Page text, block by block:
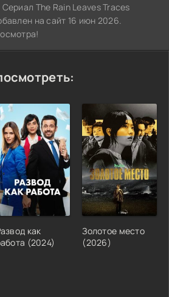
The Rain Leaves Traces
на сайт 16 июн 2026.
как
(2024)
Золотое место
(2026)